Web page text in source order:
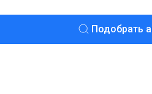
Подобрать